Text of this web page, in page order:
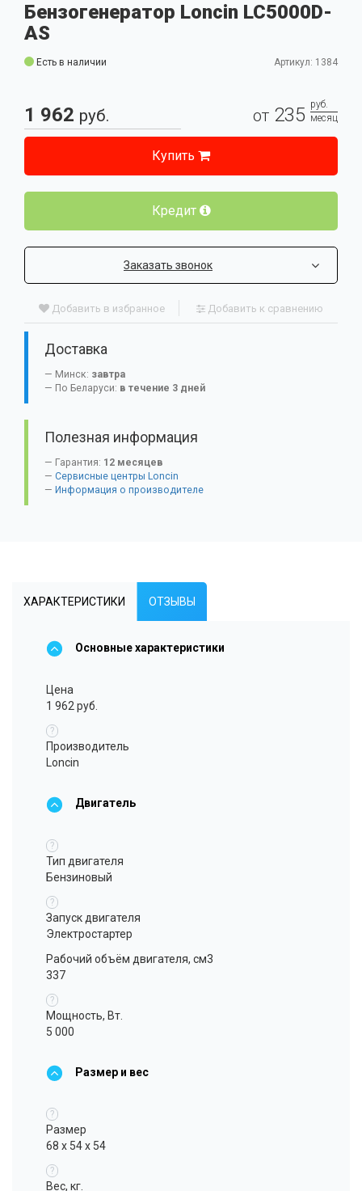
Бензогенератор Loncin LC5000D-
AS
Есть в наличии Артикул: 1384
1 962 руб. от 235 руб.
месяц
Купить
Кредит
Заказать звонок
Добавить в избранное Добавить к сравнению
Доставка
Минск: завтра
По Беларуси: в течение 3 дней
Полезная информация
Гарантия: 12 месяцев
Сервисные центры Loncin
Информация о производителе
ХАРАКТЕРИСТИКИ ОТЗЫВЫ
Основные характеристики
Цена
1 962 руб.
?
Производитель
Loncin
Двигатель
?
Тип двигателя
Бензиновый
?
Запуск двигателя
Электростартер
Рабочий объём двигателя, см3
337
?
Мощность, Вт.
5 000
Размер и вес
?
Размер
68 x 54 x 54
?
Вес, кг.